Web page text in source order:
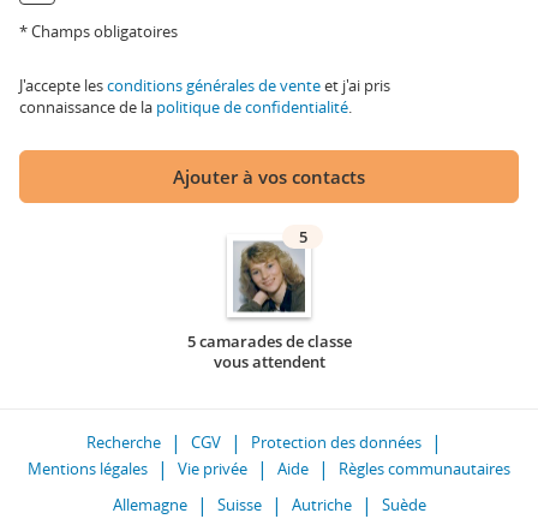
* Champs obligatoires
J'accepte lesconditions générales de venteet j'ai pris
connaissance de la politique de confidentialité.
Ajouter à vos contacts
5
5 camarades de classe
vous attendent
Recherche CGV
Protection des données
Mentions légales
Vie privée Aide
Règles communautaires
Allemagne
Suisse Autriche Suède